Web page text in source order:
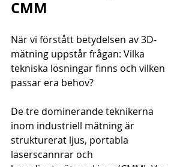
CMM
När vi förstått betydelsen av 3D-
mätning uppstår frågan: Vilka
tekniska lösningar finns och vilken
passar era behov?
De tre dominerande teknikerna
inom industriell mätning är
strukturerat ljus, portabla
laserscannrar och